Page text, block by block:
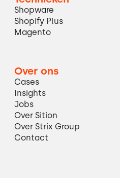
Shopware
Shopify Plus
Magento
Over ons
Cases
Insights
Jobs
Over Sition
Over Strix Group
Contact